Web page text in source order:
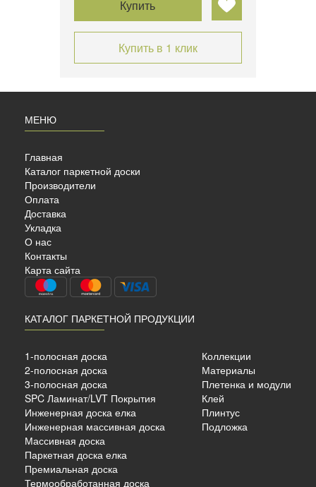
Купить
Купить в 1 клик
мм.
м²
МЕНЮ
Главная
Каталог паркетной доски
Производители
Оплата
Доставка
Укладка
О нас
Контакты
Карта сайта
КАТАЛОГ ПАРКЕТНОЙ ПРОДУКЦИИ
1-полосная доска
2-полосная доска
3-полосная доска
SPC Ламинат/LVT Покрытия
Инженерная доска елка
Инженерная массивная доска
Массивная доска
Паркетная доска елка
Премиальная доска
Термообработанная доска
Коллекции
Материалы
Плетенка и модули
Клей
Плинтус
Подложка